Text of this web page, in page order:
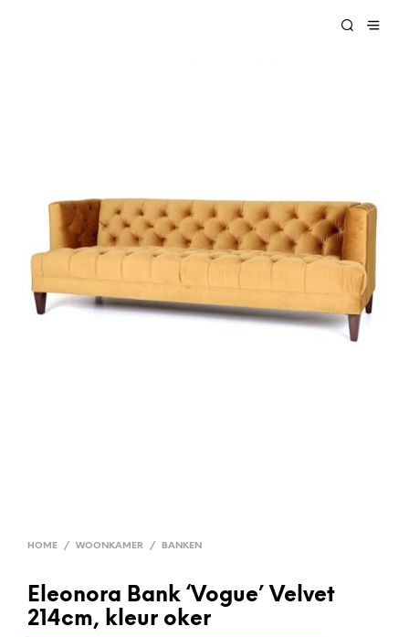
HOME / WOONKAMER / BANKEN
Eleonora Bank ‘Vogue’ Velvet
214cm, kleur oker